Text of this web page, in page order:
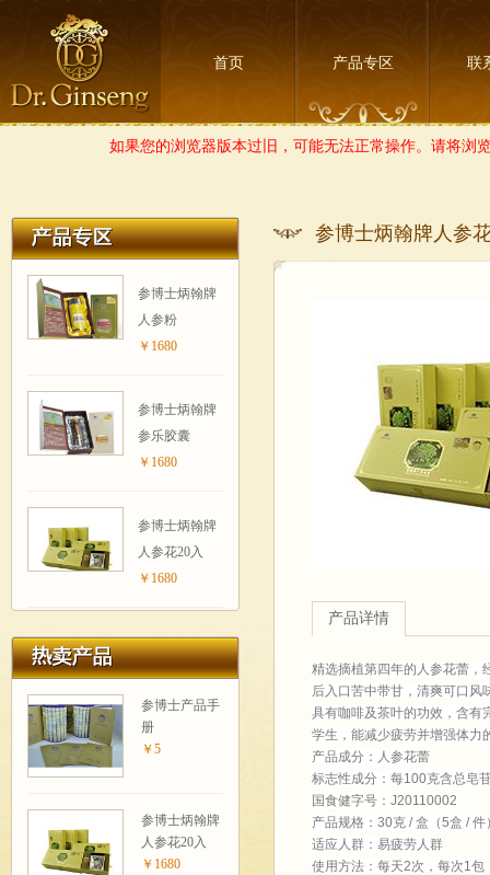
首页 产品专区 联
如果您的浏览器版本过旧，可能无法正常操作。请将浏
参博士炳翰牌
人参粉
￥1680
参博士炳翰牌
参乐胶囊
￥1680
参博士炳翰牌
人参花20入
￥1680
参博士产品手
册
￥5
参博士炳翰牌
人参花20入
￥1680
参博士炳翰牌人参
产品详情
精选摘植第四年的人参花蕾，
后入口苦中带甘，清爽可口风
具有咖啡及茶叶的功效，含有
学生，能减少疲劳并增强体力
产品成分：人参花蕾
标志性成分：每100克含总皂
国食健字号：J20110002
产品规格：30克 / 盒（5盒 / 件
适应人群：易疲劳人群
使用方法：每天2次，每次1包